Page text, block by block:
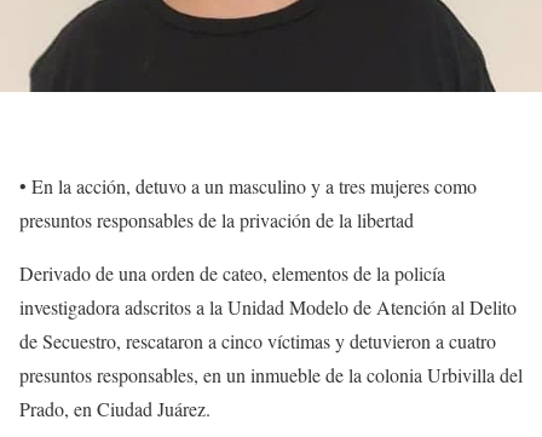
• En la acción, detuvo a un masculino y a tres mujeres como
presuntos responsables de la privación de la libertad
Derivado de una orden de cateo, elementos de la policía
investigadora adscritos a la Unidad Modelo de Atención al Delito
de Secuestro, rescataron a cinco víctimas y detuvieron a cuatro
presuntos responsables, en un inmueble de la colonia Urbivilla del
Prado, en Ciudad Juárez.